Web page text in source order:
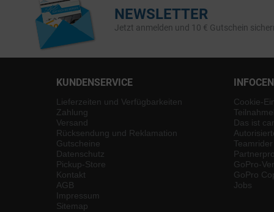
NEWSLETTER
Jetzt anmelden und 10 € Gutschein
KUNDENSERVICE
Lieferzeiten und Verfügbarkeiten
Zahlung
Versand
Rücksendung und Reklamation
Gutscheine
Datenschutz
Pickup-Store
Kontakt
AGB
Impressum
Sitemap
Cookie-
Das ist
Teamrider
GoPro-
GoPro
Jobs